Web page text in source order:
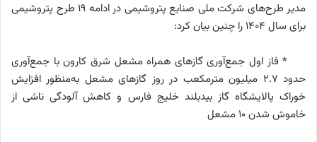
مدیر طرح‌های شرکت ملی صنایع پتروشیمی در ادامه ۱۹ طرح پتروشیمی
برای سال ۱۴۰۴ را چنین بیان کرد:
* فاز اول جمع‌آوری گازهای همراه مشعل شرق کارون با جمع‌آوری
حدود ۲.۷ میلیون مترمکعب در روز گازهای مشعل به‌منظور افزایش
خوراک پالایشگاه گاز بیدبلند خلیج فارس و کاهش آلودگی ناشی از
خاموش شدن ۱۰ مشعل